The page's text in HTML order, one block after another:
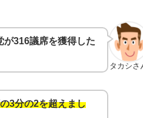
タカシさ
が316議席を獲得した
3分の2を超えまし